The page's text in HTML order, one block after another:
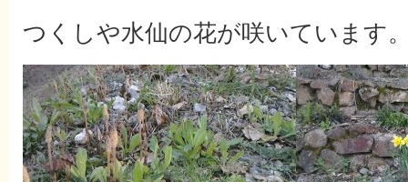
つくしや水仙の花が咲いています